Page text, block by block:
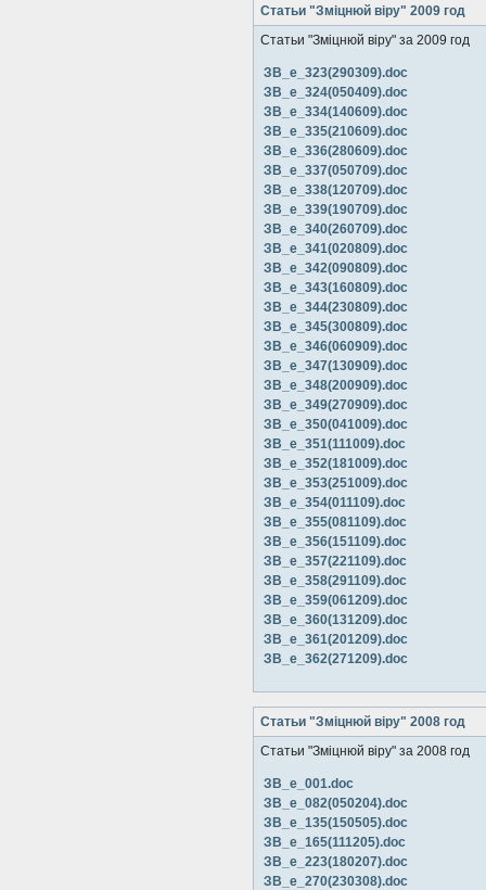
Статьи "Зміцнюй віру" 2009 год
Статьи "Зміцнюй віру" за 2009 год
ЗВ_е_323(290309).doc
ЗВ_е_324(050409).doc
ЗВ_е_334(140609).doc
ЗВ_е_335(210609).doc
ЗВ_е_336(280609).doc
ЗВ_е_337(050709).doc
ЗВ_е_338(120709).doc
ЗВ_е_339(190709).doc
ЗВ_е_340(260709).doc
ЗВ_е_341(020809).doc
ЗВ_е_342(090809).doc
ЗВ_е_343(160809).doc
ЗВ_е_344(230809).doc
ЗВ_е_345(300809).doc
ЗВ_е_346(060909).doc
ЗВ_е_347(130909).doc
ЗВ_е_348(200909).doc
ЗВ_е_349(270909).doc
ЗВ_е_350(041009).doc
ЗВ_е_351(111009).doc
ЗВ_е_352(181009).doc
ЗВ_е_353(251009).doc
ЗВ_е_354(011109).doc
ЗВ_е_355(081109).doc
ЗВ_е_356(151109).doc
ЗВ_е_357(221109).doc
ЗВ_е_358(291109).doc
ЗВ_е_359(061209).doc
ЗВ_е_360(131209).doc
ЗВ_е_361(201209).doc
ЗВ_е_362(271209).doc
Статьи "Зміцнюй віру" 2008 год
Статьи "Зміцнюй віру" за 2008 год
ЗВ_е_001.doc
ЗВ_е_082(050204).doc
ЗВ_е_135(150505).doc
ЗВ_е_165(111205).doc
ЗВ_е_223(180207).doc
ЗВ_е_270(230308).doc